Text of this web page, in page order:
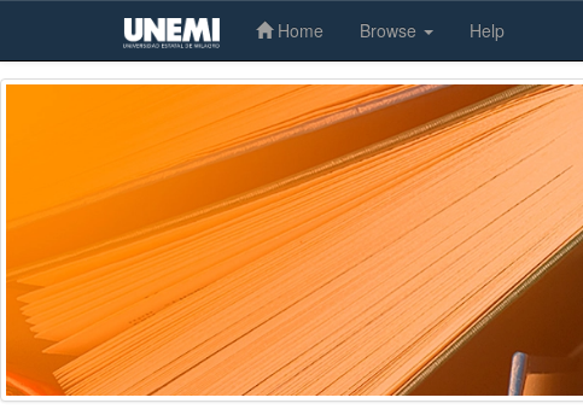
Skip
Home Browse Help